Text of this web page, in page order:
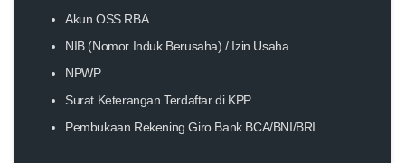
Akun OSS RBA
NIB (Nomor Induk Berusaha) / Izin Usaha
NPWP
Surat Keterangan Terdaftar di KPP
Pembukaan Rekening Giro Bank BCA/BNI/BRI